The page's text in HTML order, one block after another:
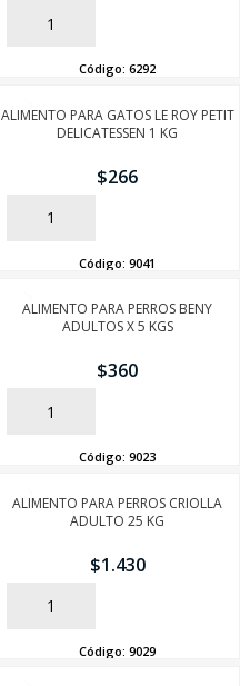
AÑADIR
Código: 6292
ALIMENTO PARA GATOS LE ROY PETIT
DELICATESSEN 1 KG
$266
AÑADIR
Código: 9041
ALIMENTO PARA PERROS BENY
ADULTOS X 5 KGS
$360
AÑADIR
Código: 9023
ALIMENTO PARA PERROS CRIOLLA
ADULTO 25 KG
$1.430
AÑADIR
Código: 9029